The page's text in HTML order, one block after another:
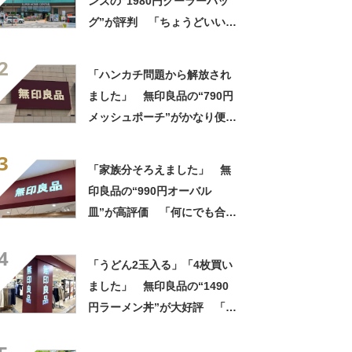
グ”が評判 「ちょうどいい大
「ハンカチ問題から解放され
ました」 無印良品の“790円
メッシュポーチ”がかなり便
「家族分そろえました」 無
印良品の“990円オーバル
皿”が高評価 「何にでも合
「うどん2玉入る」「4枚買い
ました」 無印良品の“1490
円ラーメン丼”が大好評 「適